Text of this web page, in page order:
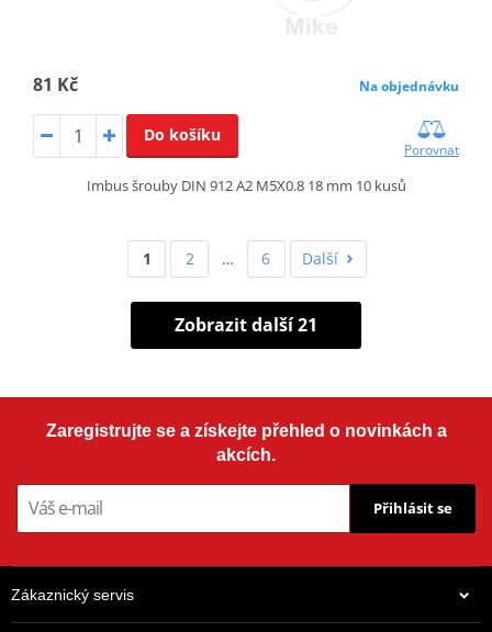
81 Kč Na objednávku
Do košíku
Porovnat
Imbus šrouby DIN 912 A2 M5X0.8 18 mm 10 kusů
1 2 … 6 Další
Zobrazit další 21
Zaregistrujte se a získejte přehled o novinkách a
akcích.
Přihlásit se
Zákaznický servis